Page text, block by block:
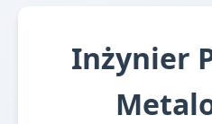
Inżynier